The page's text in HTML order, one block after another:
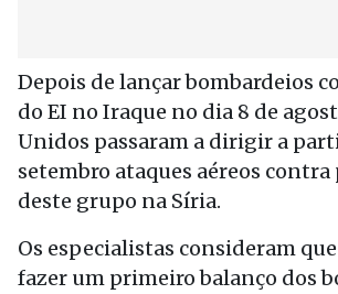
Depois de lançar bombardeios
do EI no Iraque no dia 8 de
Unidos passaram a dirigir a
setembro ataques aéreos contra
deste grupo na Síria.
Os especialistas consideram
fazer um primeiro balanço dos